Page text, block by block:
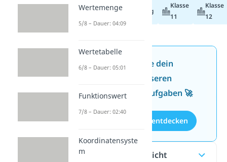
Abiturvorbereitung
Klasse
11
Klasse
12
Jetzt neu: Teste dein
Wissen mit unseren
kostenlosen Aufgaben 🚀
Aufgaben entdecken
Inhaltsübersicht
Wertemenge
5/8 – Dauer: 04:09
Wertetabelle
6/8 – Dauer: 05:01
Funktionswert
7/8 – Dauer: 02:40
Koordinatensyste
m